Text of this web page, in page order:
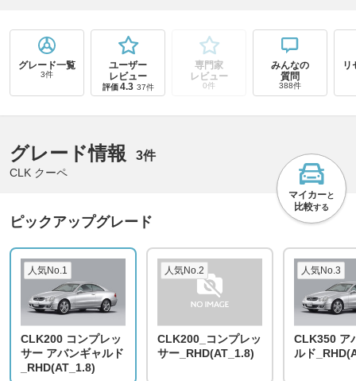
グレード一覧
3件
ユーザー
レビュー
評価 4.3 37件
専門家
レビュー
0件
みんなの
質問
388件
リ
グレード情報 3件
CLK クーペ
マイカーと
比較する
ピックアップグレード
人気No.1
CLK200 コンプレッ
サー アバンギャルド
_RHD(AT_1.8)
人気No.2
CLK200_コンプレッ
サー_RHD(AT_1.8)
人気No.3
CLK350 ア
ルド